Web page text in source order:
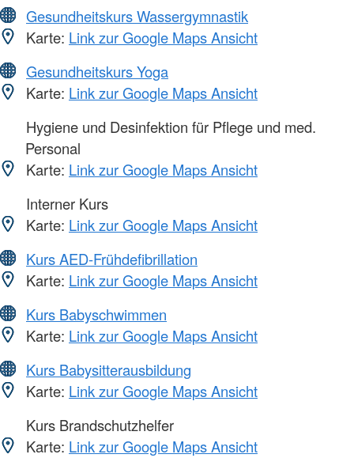
Gesundheitskurs Wassergymnastik
Karte: Link zur Google Maps Ansicht
Gesundheitskurs Yoga
Karte: Link zur Google Maps Ansicht
Hygiene und Desinfektion für Pflege und med.
Personal
Karte: Link zur Google Maps Ansicht
Interner Kurs
Karte: Link zur Google Maps Ansicht
Kurs AED-Frühdefibrillation
Karte: Link zur Google Maps Ansicht
Kurs Babyschwimmen
Karte: Link zur Google Maps Ansicht
Kurs Babysitterausbildung
Karte: Link zur Google Maps Ansicht
Kurs Brandschutzhelfer
Karte: Link zur Google Maps Ansicht